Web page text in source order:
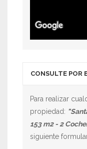
CONSULTE POR
Para realizar
propiedad:
153 m2 - 2
siguiente